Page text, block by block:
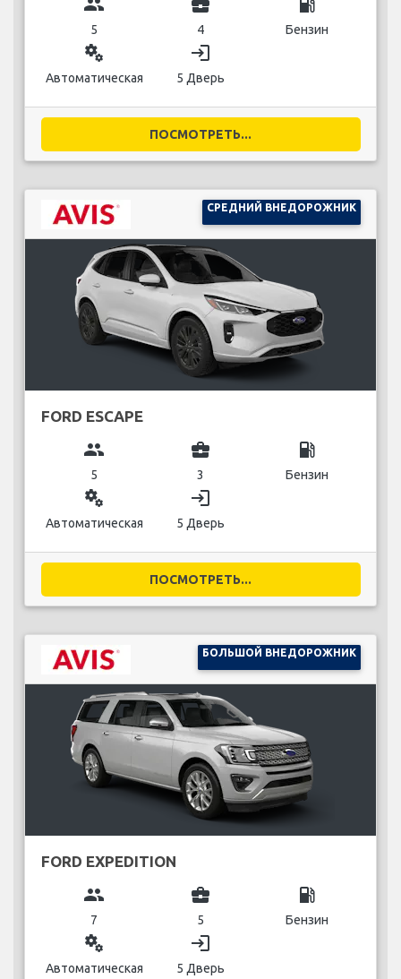
5 4 Бензин
miscellaneous_services
Автоматическая
login
5 Дверь
ПОСМОТРЕТЬ...
СРЕДНИЙ ВНЕДОРОЖНИК
FORD ESCAPE
group
5
business_center
3
local_gas_station
Бензин
miscellaneous_services
Автоматическая
login
5 Дверь
ПОСМОТРЕТЬ...
БОЛЬШОЙ ВНЕДОРОЖНИК
FORD EXPEDITION
group
7
business_center
5
local_gas_station
Бензин
miscellaneous_services
Автоматическая
login
5 Дверь